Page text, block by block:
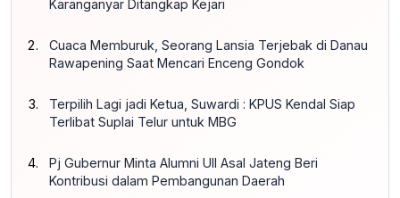
Karanganyar Ditangkap Kejari
Cuaca Memburuk, Seorang Lansia Terjebak di Danau
Rawapening Saat Mencari Enceng Gondok
Terpilih Lagi jadi Ketua, Suwardi : KPUS Kendal Siap
Terlibat Suplai Telur untuk MBG
Pj Gubernur Minta Alumni UII Asal Jateng Beri
Kontribusi dalam Pembangunan Daerah